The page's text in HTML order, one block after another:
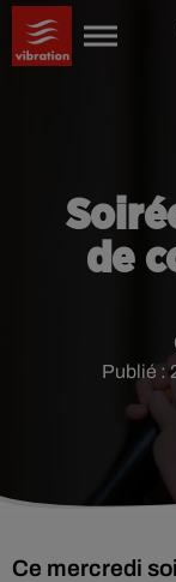
de
Publié :
Ce mercredi